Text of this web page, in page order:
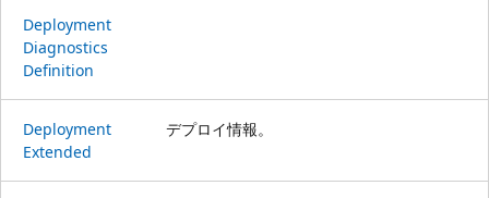
Deployment
Diagnostics
Definition
Deployment
Extended
デプロイ情報。